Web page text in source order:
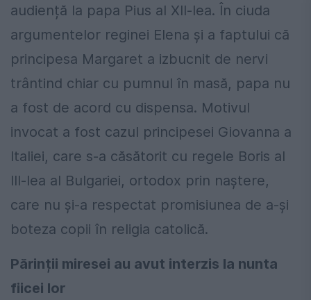
audiență la papa Pius al XII-lea. În ciuda
argumentelor reginei Elena și a faptului că
principesa Margaret a izbucnit de nervi
trântind chiar cu pumnul în masă, papa nu
a fost de acord cu dispensa. Motivul
invocat a fost cazul principesei Giovanna a
Italiei, care s-a căsătorit cu regele Boris al
III-lea al Bulgariei, ortodox prin naștere,
care nu și-a respectat promisiunea de a-și
boteza copii în religia catolică.
Părinții miresei au avut interzis la nunta
fiicei lor